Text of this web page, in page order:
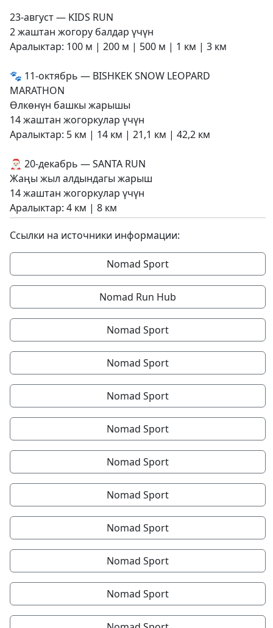
23-август — KIDS RUN
2 жаштан жогору балдар үчүн
Аралыктар: 100 м | 200 м | 500 м | 1 км | 3 км
🐾 11-октябрь — BISHKEK SNOW LEOPARD
MARATHON
Өлкөнүн башкы жарышы
14 жаштан жогоркулар үчүн
Аралыктар: 5 км | 14 км | 21,1 км | 42,2 км
🎅🏻 20-декабрь — SANTA RUN
Жаңы жыл алдындагы жарыш
14 жаштан жогоркулар үчүн
Аралыктар: 4 км | 8 км
Ссылки на источники информации:
Nomad Sport
Nomad Run Hub
Nomad Sport
Nomad Sport
Nomad Sport
Nomad Sport
Nomad Sport
Nomad Sport
Nomad Sport
Nomad Sport
Nomad Sport